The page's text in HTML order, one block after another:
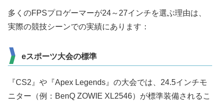
多くのFPSプロゲーマーが24～27インチを選ぶ理由は、
実際の競技シーンでの実績にあります：
eスポーツ大会の標準
『CS2』や『Apex Legends』の大会では、24.5インチモ
ニター（例：BenQ ZOWIE XL2546）が標準装備されるこ